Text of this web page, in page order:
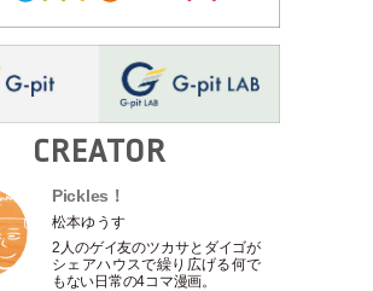
CREATOR
Pickles！
松本ゆうす
2人のゲイ友のツカサとダイゴが
シェアハウスで繰り広げる何で
もない日常の4コマ漫画。